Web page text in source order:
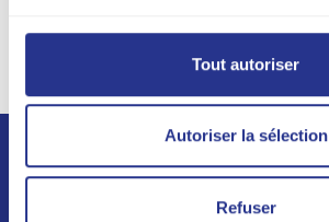
Tout autoriser
Autoriser la sélection
Refuser